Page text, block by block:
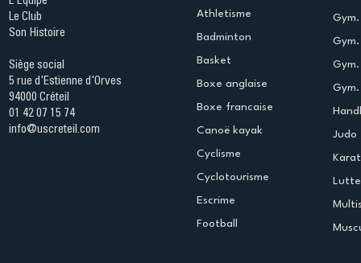
Le Club
Son Histoire
Siège social
5 rue d'Estienne d'Orves
94000 Créteil
01 42 07 15 74
info@uscreteil.com
Athletisme
Badminton
Basket
Boxe anglaise
Boxe francaise
Canoë kayak
Cyclisme
Cyclotourisme
Escrime
Football
Judo
Lutte